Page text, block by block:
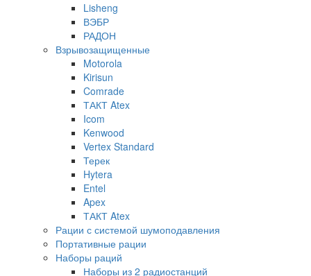
Lisheng
ВЭБР
РАДОН
Взрывозащищенные
Motorola
Kirisun
Comrade
ТАКТ Atex
Icom
Kenwood
Vertex Standard
Терек
Hytera
Entel
Apex
ТАКТ Atex
Рации с системой шумоподавления
Портативные рации
Наборы раций
Наборы из 2 радиостанций